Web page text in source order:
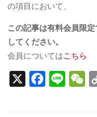
の項目において、
この記事は有料会員限
してください。
会員についてはこちら
X F
a
Li
n e